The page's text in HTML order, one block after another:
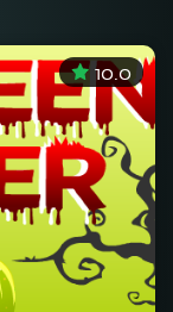
10.0